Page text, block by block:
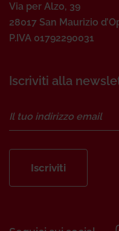
Via per Alzo, 39
28017 San Maurizio
P.IVA 01792290031
Iscriviti alla
Iscriviti